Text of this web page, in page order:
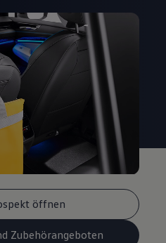
öffnen
Zubehörangeboten